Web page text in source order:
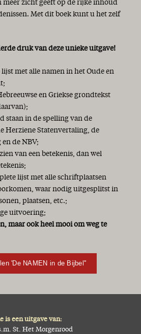
meer zicht geeft op de rijke inhoud
Met dit boek kunt u het zelf
druk van deze unieke uitgave!
met alle namen in het Oude en
en Griekse grondtekst
staan in de spelling van de
Herziene Statenvertaling, de
en de NBV;
van een betekenis, dan wel
lijst met alle schriftplaatsen
waar nodig uitgesplitst in
plaatsen, etc.;
uitvoering;
maar ook heel mooi om weg te
'De NAMEN in de Bijbel''
is een uitgave van:
St. Het Morgenrood